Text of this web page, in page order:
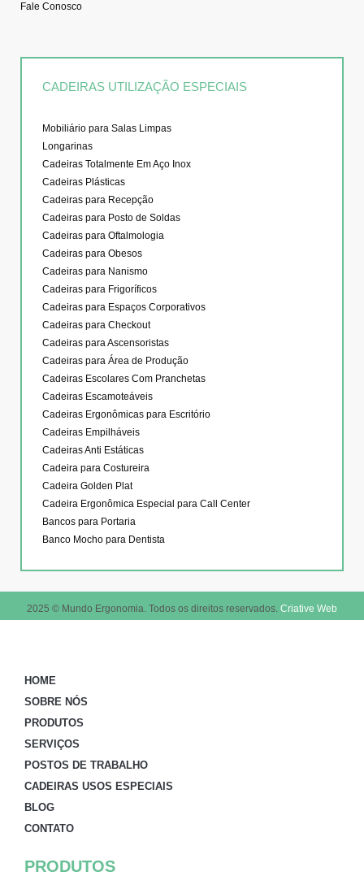
Fale Conosco
CADEIRAS UTILIZAÇÃO ESPECIAIS
Mobiliário para Salas Limpas
Longarinas
Cadeiras Totalmente Em Aço Inox
Cadeiras Plásticas
Cadeiras para Recepção
Cadeiras para Posto de Soldas
Cadeiras para Oftalmologia
Cadeiras para Obesos
Cadeiras para Nanismo
Cadeiras para Frigoríficos
Cadeiras para Espaços Corporativos
Cadeiras para Checkout
Cadeiras para Ascensoristas
Cadeiras para Área de Produção
Cadeiras Escolares Com Pranchetas
Cadeiras Escamoteáveis
Cadeiras Ergonômicas para Escritório
Cadeiras Empilháveis
Cadeiras Anti Estáticas
Cadeira para Costureira
Cadeira Golden Plat
Cadeira Ergonômica Especial para Call Center
Bancos para Portaria
Banco Mocho para Dentista
2025 © Mundo Ergonomia. Todos os direitos reservados. Criative Web
HOME
SOBRE NÓS
PRODUTOS
SERVIÇOS
POSTOS DE TRABALHO
CADEIRAS USOS ESPECIAIS
BLOG
CONTATO
PRODUTOS